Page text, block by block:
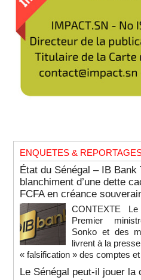
ENQUETES &
État du Sénégal – IB Bank
blanchiment d’une dette
FCFA en créance
CONTEXTE
Premier
Sonko et des
livrent à la
« falsification » des comptes
Le Sénégal peut-il jouer la